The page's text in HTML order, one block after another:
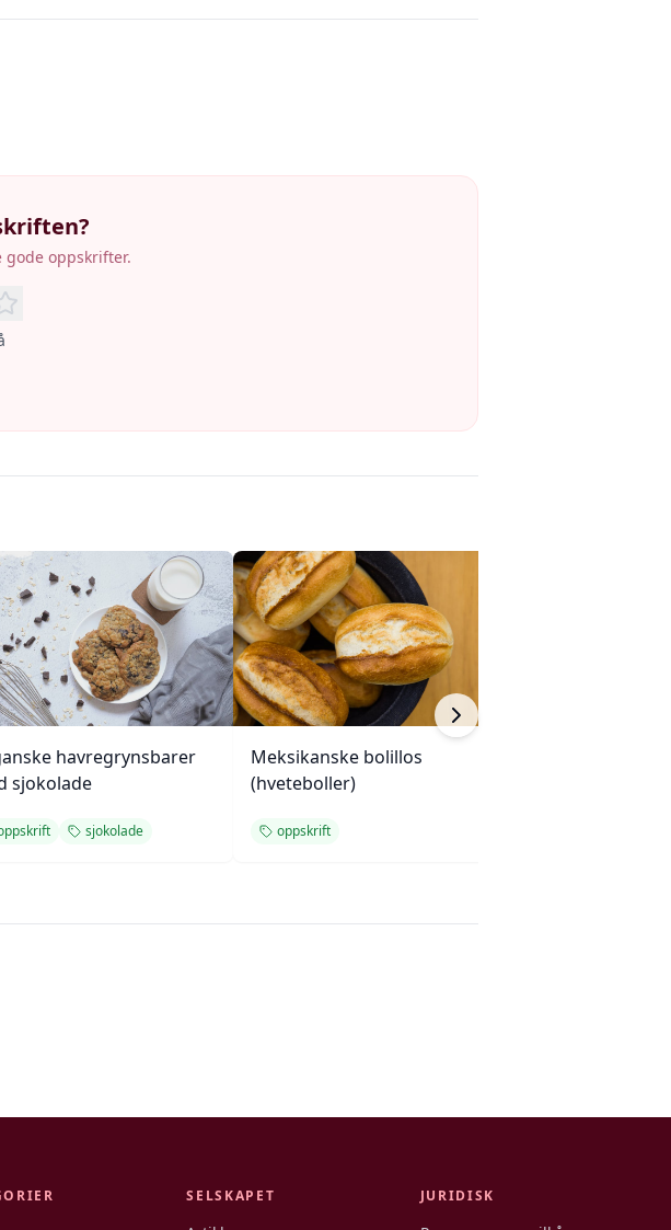
oppskrifter.
havregrynsbarer
sjokolade
sjokolade
Meksikanske bolillos
(hveteboller)
oppskrift
SELSKAPET JURIDISK